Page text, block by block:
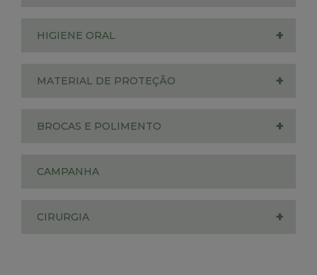
+
HIGIENE ORAL
+
MATERIAL DE PROTEÇÃO
+
BROCAS E POLIMENTO
CAMPANHA
+
CIRURGIA